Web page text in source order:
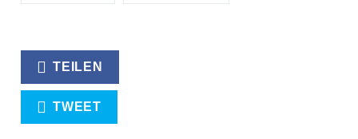
TEILEN
TWEET